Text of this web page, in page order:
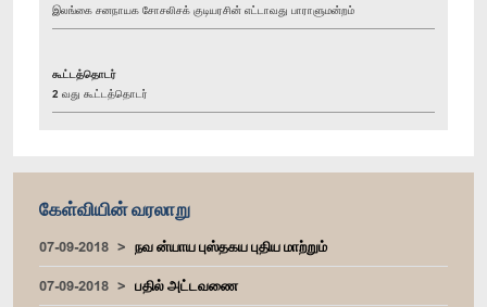
இலங்கை சனநாயக சோசலிசக் குடியரசின் எட்டாவது பாராளுமன்றம்
கூட்டத்தொடர்
2 வது கூட்டத்தொடர்
கேள்வியின் வரலாறு
07-09-2018
நவ ன்யாய புஸ்தகய புதிய மாற்றும்
07-09-2018
பதில் அட்டவணை